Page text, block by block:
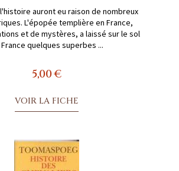
auront eu raison de nombreux
L'épopée templière en France,
et de mystères, a laissé sur le sol
quelques superbes ...
5,00 €
VOIR LA FICHE